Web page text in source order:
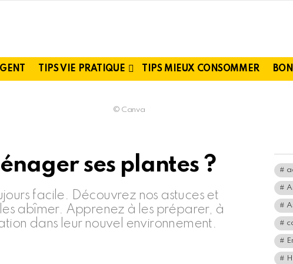
TIPS VIE PRATIQUE TIPS MIEUX CONSOMMER
© Canva
ses plantes ?
facile. Découvrez nos astuces et
abîmer. Apprenez à les préparer, à
dans leur nouvel environnement.